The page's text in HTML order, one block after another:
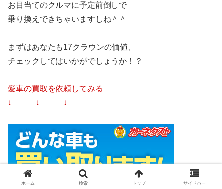
お目当てのクルマに予定前倒しで
乗り換えできちゃいますしね＾＾
まずはあなたも17クラウンの価値、
チェックしてはいかがでしょうか！？
愛車の買取を依頼してみる
↓ ↓ ↓
ホーム 検索 トップ サイドバー